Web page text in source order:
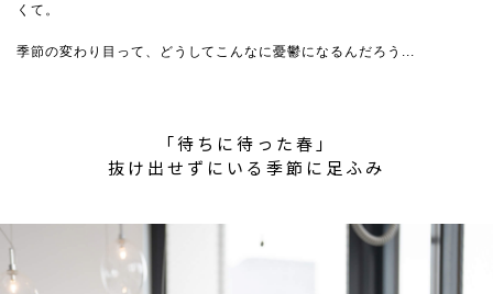
くて。
季節の変わり目って、どうしてこんなに憂鬱になるんだろう...
「待ちに待った春」
抜け出せずにいる季節に足ふみ